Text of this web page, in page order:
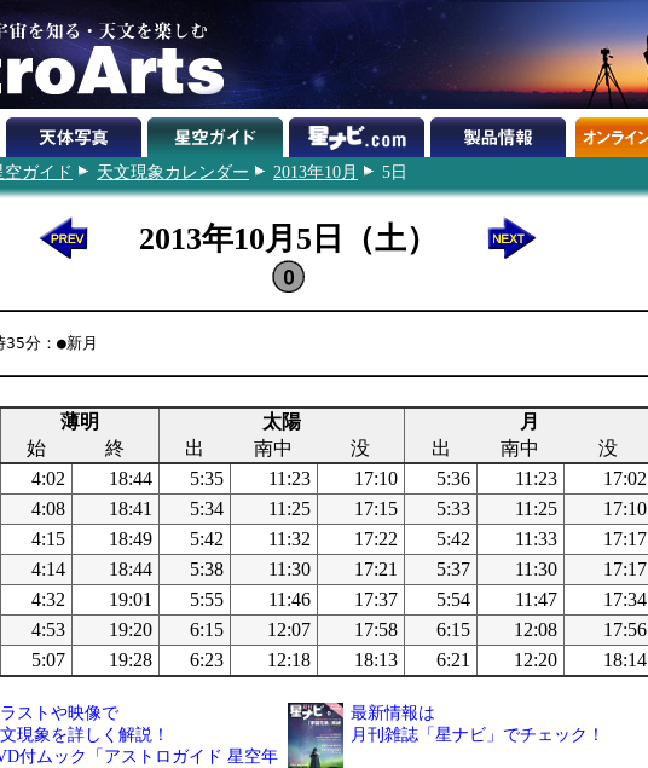
空ガイド 天文現象カレンダー 2013年10月 5日
2013年10月5日（土）
35分：●新月
薄明 太陽
月
始
終 出 南中 没 出 南中
没
4:02 18:44 5:35 11:23 17:10 5:36 11:23
17:02
4:08 18:41 5:34 11:25 17:15 5:33 11:25
17:10
4:15 18:49 5:42 11:32 17:22 5:42 11:33
17:17
4:14 18:44 5:38 11:30 17:21 5:37 11:30
17:17
4:32 19:01 5:55 11:46 17:37 5:54 11:47
17:34
4:53 19:20 6:15 12:07 17:58 6:15 12:08
17:56
5:07 19:28 6:23 12:18 18:13 6:21 12:20 18:14
ストや映像で
現象を詳しく解説！
付ムック「アストロガイド 星空年
最新情報は
月刊雑誌「星ナビ」でチェック！